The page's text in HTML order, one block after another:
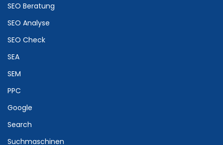
SEO Beratung
SEO Analyse
SEO Check
SEA
SEM
PPC
Google
Search
Suchmaschinen